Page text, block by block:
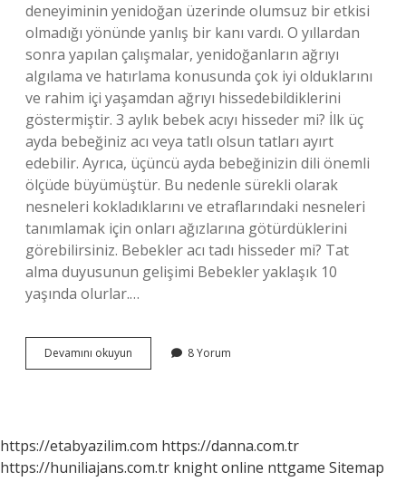
deneyiminin yenidoğan üzerinde olumsuz bir etkisi
olmadığı yönünde yanlış bir kanı vardı. O yıllardan
sonra yapılan çalışmalar, yenidoğanların ağrıyı
algılama ve hatırlama konusunda çok iyi olduklarını
ve rahim içi yaşamdan ağrıyı hissedebildiklerini
göstermiştir. 3 aylık bebek acıyı hisseder mi? İlk üç
ayda bebeğiniz acı veya tatlı olsun tatları ayırt
edebilir. Ayrıca, üçüncü ayda bebeğinizin dili önemli
ölçüde büyümüştür. Bu nedenle sürekli olarak
nesneleri kokladıklarını ve etraflarındaki nesneleri
tanımlamak için onları ağızlarına götürdüklerini
görebilirsiniz. Bebekler acı tadı hisseder mi? Tat
alma duyusunun gelişimi Bebekler yaklaşık 10
yaşında olurlar.…
Devamını okuyun Bebekler
Kaç
8 Yorum
https://etabyazilim.com https://danna.com.tr
https://huniliajans.com.tr knight online nttgame Sitemap